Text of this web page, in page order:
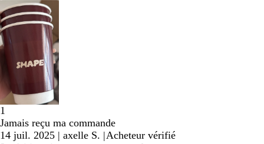
1
Jamais reçu ma commande
14 juil. 2025 | axelle S. |Acheteur vérifié